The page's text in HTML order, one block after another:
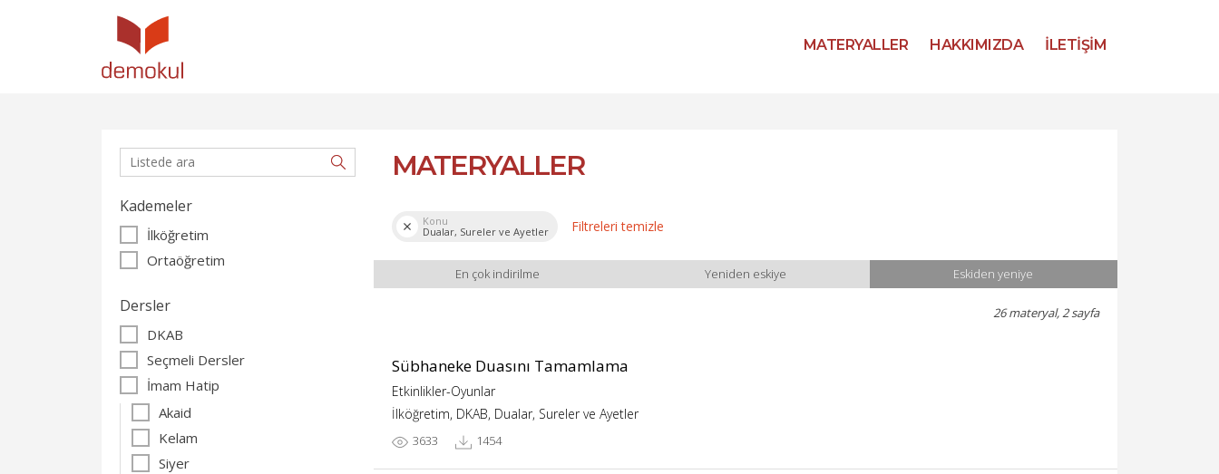
MATERYALLER HAKKIMIZDA İLETİŞİM
Kademeler
İlköğretim
Ortaöğretim
Dersler
DKAB
Seçmeli Dersler
İmam Hatip
Akaid
Kelam
Siyer
MATERYALLER
Konu
Dualar, Sureler ve Ayetler
Filtreleri temizle
En çok indirilme Yeniden eskiye Eskiden yeniye
26 materyal, 2 sayfa
Sübhaneke Duasını Tamamlama
Etkinlikler-Oyunlar
İlköğretim, DKAB, Dualar, Sureler ve Ayetler
3633 1454